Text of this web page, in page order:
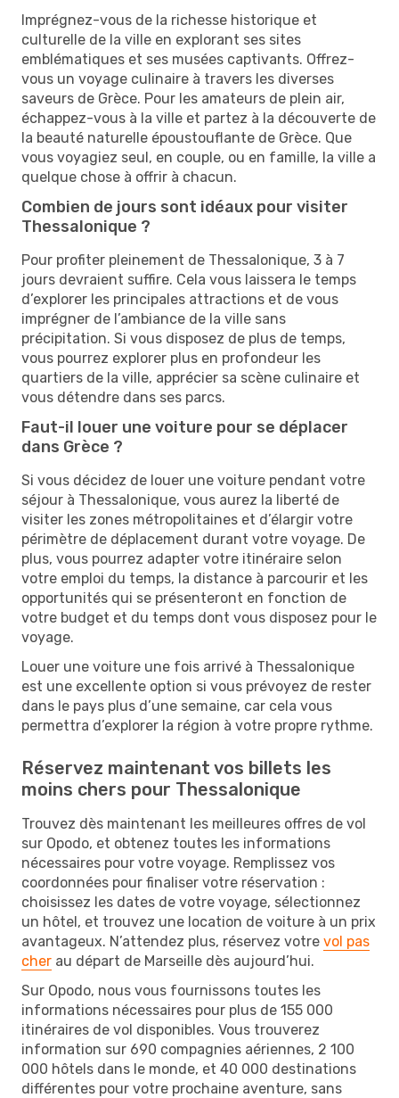
Imprégnez-vous de la richesse historique et
culturelle de la ville en explorant ses sites
emblématiques et ses musées captivants. Offrez-
vous un voyage culinaire à travers les diverses
saveurs de Grèce. Pour les amateurs de plein air,
échappez-vous à la ville et partez à la découverte de
la beauté naturelle époustouflante de Grèce. Que
vous voyagiez seul, en couple, ou en famille, la ville a
quelque chose à offrir à chacun.
Combien de jours sont idéaux pour visiter
Thessalonique ?
Pour profiter pleinement de Thessalonique, 3 à 7
jours devraient suffire. Cela vous laissera le temps
d’explorer les principales attractions et de vous
imprégner de l’ambiance de la ville sans
précipitation. Si vous disposez de plus de temps,
vous pourrez explorer plus en profondeur les
quartiers de la ville, apprécier sa scène culinaire et
vous détendre dans ses parcs.
Faut-il louer une voiture pour se déplacer
dans Grèce ?
Si vous décidez de louer une voiture pendant votre
séjour à Thessalonique, vous aurez la liberté de
visiter les zones métropolitaines et d’élargir votre
périmètre de déplacement durant votre voyage. De
plus, vous pourrez adapter votre itinéraire selon
votre emploi du temps, la distance à parcourir et les
opportunités qui se présenteront en fonction de
votre budget et du temps dont vous disposez pour le
voyage.
Louer une voiture une fois arrivé à Thessalonique
est une excellente option si vous prévoyez de rester
dans le pays plus d’une semaine, car cela vous
permettra d’explorer la région à votre propre rythme.
Réservez maintenant vos billets les
moins chers pour Thessalonique
Trouvez dès maintenant les meilleures offres de vol
sur Opodo, et obtenez toutes les informations
nécessaires pour votre voyage. Remplissez vos
coordonnées pour finaliser votre réservation :
choisissez les dates de votre voyage, sélectionnez
un hôtel, et trouvez une location de voiture à un prix
avantageux. N’attendez plus, réservez votre vol pas
cher au départ de Marseille dès aujourd’hui.
Sur Opodo, nous vous fournissons toutes les
informations nécessaires pour plus de 155 000
itinéraires de vol disponibles. Vous trouverez
information sur 690 compagnies aériennes, 2 100
000 hôtels dans le monde, et 40 000 destinations
différentes pour votre prochaine aventure, sans